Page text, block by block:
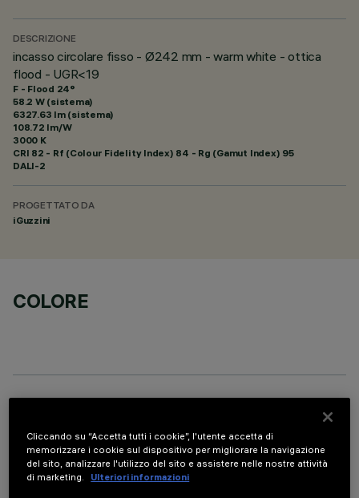
DESCRIZIONE
incasso circolare fisso - Ø242 mm - warm white - ottica
flood - UGR<19
F - Flood 24°
58.2 W (sistema)
6327.63 lm (sistema)
108.72 lm/W
3000 K
CRI 82 - Rf (Colour Fidelity Index) 84 - Rg (Gamut Index) 95
DALI-2
PROGETTATO DA
iGuzzini
COLORE
ULTIMO AGGIORNAMENTO: 07/08/2026
DESCRIZIONE
Cliccando su “Accetta tutti i cookie”, l'utente accetta di
memorizzare i cookie sul dispositivo per migliorare la navigazione
del sito, analizzare l'utilizzo del sito e assistere nelle nostre attività
di marketing.
Ulteriori informazioni